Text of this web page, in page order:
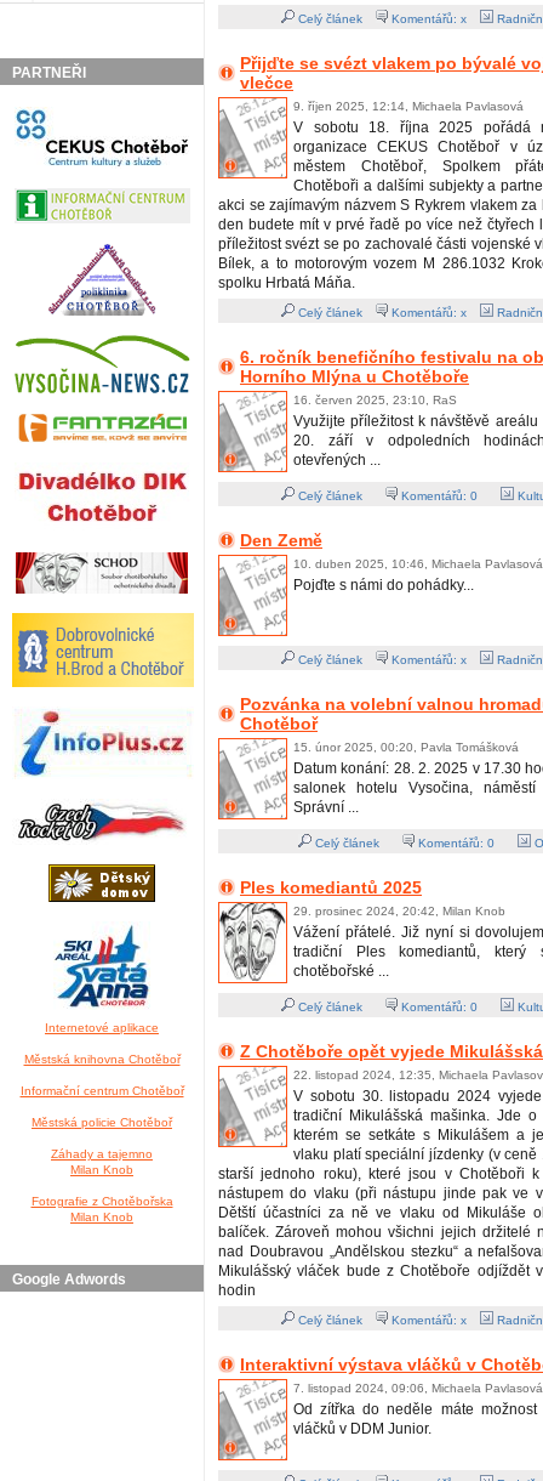
PARTNEŘI
Internetové aplikace
Městská knihovna Chotěboř
Informační centrum Chotěboř
Městská policie Chotěboř
Záhady a tajemno
Milan Knob
Fotografie z Chotěbořska
Milan Knob
Google Adwords
Celý článek Komentářů: x
Přijďte se svézt vlakem po bývalé
vlečce
9. říjen 2025, 12:14, Michaela Pavlasová
V sobotu 18. října 2025 pořádá
organizace CEKUS Chotěboř v
městem Chotěboř, Spolkem
Chotěboři a dalšími subjekty a
akci se zajímavým názvem S Rykrem vlakem za
den budete mít v prvé řadě po více než čtyřech
příležitost svézt se po zachovalé části vojenské
Bílek, a to motorovým vozem M 286.1032
spolku Hrbatá Máňa.
Celý článek Komentářů: x
6. ročník benefičního festivalu na
Horního Mlýna u Chotěboře
16. červen 2025, 23:10, RaS
Využijte příležitost k návštěvě
20. září v odpoledních
otevřených ...
Celý článek Komentářů: 0
Den Země
10. duben 2025, 10:46, Michaela Pavlasová
Pojďte s námi do pohádky...
Celý článek Komentářů: x
Pozvánka na volební valnou
Chotěboř
15. únor 2025, 00:20, Pavla Tomášková
Datum konání: 28. 2. 2025 v 17.30
salonek hotelu Vysočina, náměstí
Správní ...
Celý článek Komentářů: 0
Ples komediantů 2025
29. prosinec 2024, 20:42, Milan Knob
Vážení přátelé. Již nyní si
tradiční Ples komediantů, který
chotěbořské ...
Celý článek Komentářů: 0
Z Chotěboře opět vyjede
22. listopad 2024, 12:35, Michaela
V sobotu 30. listopadu 2024
tradiční Mikulášská mašinka. Jde
kterém se setkáte s Mikulášem a
vlaku platí speciální jízdenky (v ceně
starší jednoho roku), které jsou v Chotěboři
nástupem do vlaku (při nástupu jinde pak ve
Dětští účastníci za ně ve vlaku od Mikuláše
balíček. Zároveň mohou všichni jejich držitelé
nad Doubravou „Andělskou stezku“ a
Mikulášský vláček bude z Chotěboře odjíždět
hodin
Celý článek Komentářů: x
Interaktivní výstava vláčků v
7. listopad 2024, 09:06, Michaela Pavlasová
Od zítřka do neděle máte možnost
vláčků v DDM Junior.